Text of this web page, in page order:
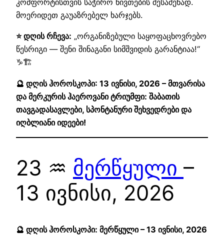
მოერიდეთ გაუაზრებელ ხარჯებს.
⭐ დღის რჩევა: „ორგანიზებული საყოფაცხოვრებო
წესრიგი — შენი შინაგანი სიმშვიდის გარანტიაა!“
♑🏗️
🔮 დღის ჰოროსკოპი: 13 ივნისი, 2026 – მთვარისა
და მერკურის ჰაეროვანი ტრიუმფი: შაბათის
თავგადასავლები, სპონტანური შეხვედრები და
იღბლიანი იდეები!
23 ♒ მერწყული –
13 ივნისი, 2026
🔮 დღის ჰოროსკოპი: მერწყული – 13 ივნისი, 2026